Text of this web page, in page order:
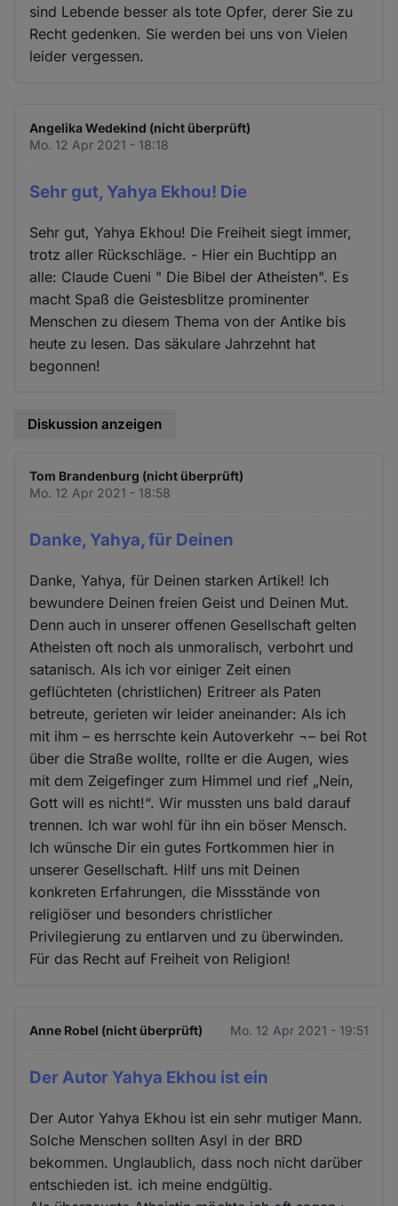
sind Lebende besser als tote Opfer, derer Sie zu
Recht gedenken. Sie werden bei uns von Vielen
leider vergessen.
Angelika Wedekind (nicht überprüft)
Mo. 12 Apr 2021 - 18:18
Sehr gut, Yahya Ekhou! Die
Sehr gut, Yahya Ekhou! Die Freiheit siegt immer,
trotz aller Rückschläge. - Hier ein Buchtipp an
alle: Claude Cueni " Die Bibel der Atheisten". Es
macht Spaß die Geistesblitze prominenter
Menschen zu diesem Thema von der Antike bis
heute zu lesen. Das säkulare Jahrzehnt hat
begonnen!
Diskussion anzeigen
Tom Brandenburg (nicht überprüft)
Mo. 12 Apr 2021 - 18:58
Danke, Yahya, für Deinen
Danke, Yahya, für Deinen starken Artikel! Ich
bewundere Deinen freien Geist und Deinen Mut.
Denn auch in unserer offenen Gesellschaft gelten
Atheisten oft noch als unmoralisch, verbohrt und
satanisch. Als ich vor einiger Zeit einen
geflüchteten (christlichen) Eritreer als Paten
betreute, gerieten wir leider aneinander: Als ich
mit ihm – es herrschte kein Autoverkehr ¬– bei Rot
über die Straße wollte, rollte er die Augen, wies
mit dem Zeigefinger zum Himmel und rief „Nein,
Gott will es nicht!“. Wir mussten uns bald darauf
trennen. Ich war wohl für ihn ein böser Mensch.
Ich wünsche Dir ein gutes Fortkommen hier in
unserer Gesellschaft. Hilf uns mit Deinen
konkreten Erfahrungen, die Missstände von
religiöser und besonders christlicher
Privilegierung zu entlarven und zu überwinden.
Für das Recht auf Freiheit von Religion!
Anne Robel (nicht überprüft) Mo. 12 Apr 2021 - 19:51
Der Autor Yahya Ekhou ist ein
Der Autor Yahya Ekhou ist ein sehr mutiger Mann.
Solche Menschen sollten Asyl in der BRD
bekommen. Unglaublich, dass noch nicht darüber
entschieden ist. ich meine endgültig.